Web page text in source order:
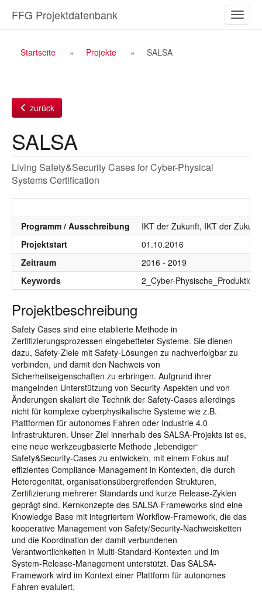
Inhalt
ein-/
FFG Projektdatenbank
Breadcrumb
Startseite Projekte SALSA
zurück
SALSA
Living Safety&Security Cases for Cyber-Physical
Systems Certification
Programm / Ausschreibung
IKT der Zukunft, IKT der
Projektstart
01.10.2016
Zeitraum
2016 - 2019
Keywords
2_Cyber-
Projektbeschreibung
Safety Cases sind eine etablierte Methode in
Zertifizierungsprozessen eingebetteter Systeme. Sie dienen
dazu, Safety-Ziele mit Safety-Lösungen zu nachverfolgbar zu
verbinden, und damit den Nachweis von
Sicherheitseigenschaften zu erbringen. Aufgrund ihrer
mangelnden Unterstützung von Security-Aspekten und von
Änderungen skaliert die Technik der Safety-Cases allerdings
nicht für komplexe cyberphysikalische Systeme wie z.B.
Plattformen für autonomes Fahren oder Industrie 4.0
Infrastrukturen. Unser Ziel innerhalb des SALSA-Projekts ist es,
eine neue werkzeugbasierte Methode „lebendiger“
Safety&Security-Cases zu entwickeln, mit einem Fokus auf
effizientes Compliance-Management in Kontexten, die durch
Heterogenität, organisationsübergreifenden Strukturen,
Zertifizierung mehrerer Standards und kurze Release-Zyklen
geprägt sind. Kernkonzepte des SALSA-Frameworks sind eine
Knowledge Base mit integriertem Workflow-Framework, die das
kooperative Management von Safety/Security-Nachweisketten
und die Koordination der damit verbundenen
Verantwortlichkeiten in Multi-Standard-Kontexten und im
System-Release-Management unterstützt. Das SALSA-
Framework wird im Kontext einer Plattform für autonomes
Fahren evaluiert.